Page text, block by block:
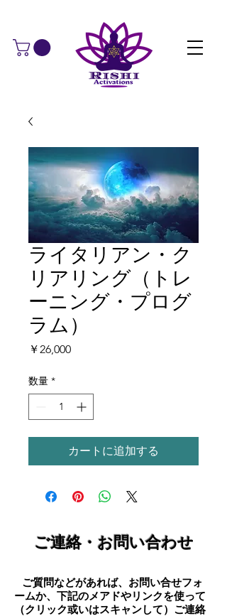
ライタリアン・ク
リアリング（​​トレ
ーニング・プログ
ラム）
￥26,000価
数量 *
カートに追加する
ご連絡・お問い合わせ
ご質問などがあれば、お問い合せフォ
ームか、下記のメアドやリンクを使って
（クリック或いはスキャンして）ご連絡